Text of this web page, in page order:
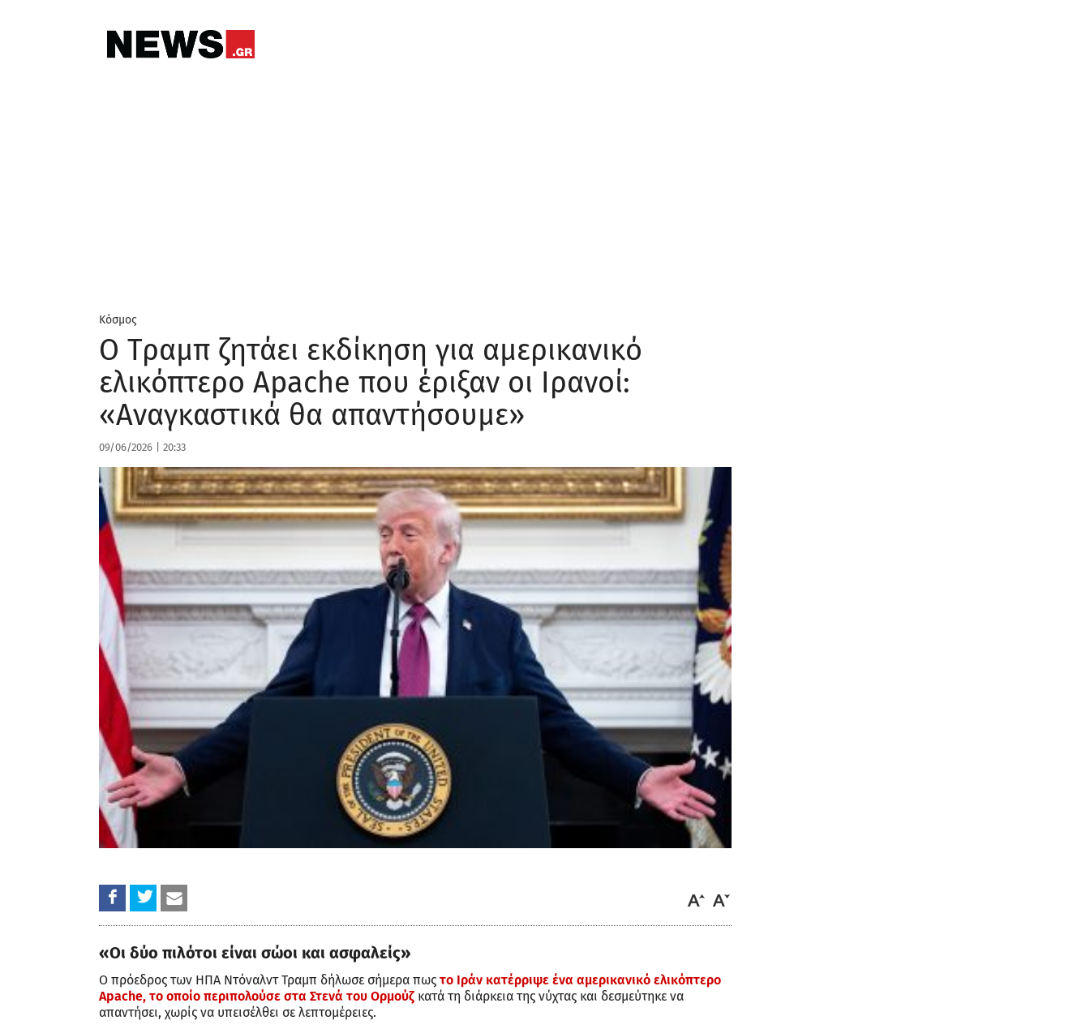
Κόσμος
Ο Τραμπ ζητάει εκδίκηση για αμερικανικό
ελικόπτερο Apache που έριξαν οι Ιρανοί:
«Αναγκαστικά θα απαντήσουμε»
09/06/2026 20:33
«Οι δύο πιλότοι είναι σώοι και ασφαλείς»
O πρόεδρος των ΗΠΑ Ντόναλντ Τραμπ δήλωσε σήμερα πως το Ιράν κατέρριψε ένα αμερικανικό ελικόπτερο
Apache, το οποίο περιπολούσε στα Στενά του Ορμούζ κατά τη διάρκεια της νύχτας και δεσμεύτηκε να
απαντήσει, χωρίς να υπεισέλθει σε λεπτομέρειες.